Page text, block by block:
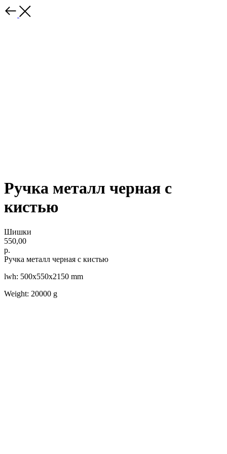
Ручка металл черная с
кистью
Шишки
550,00
р.
Ручка металл черная с кистью
lwh: 500x550x2150 mm
Weight: 20000 g